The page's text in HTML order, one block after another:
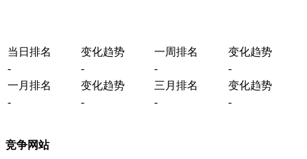
当日排名 变化趋势 一周排名
变化趋势
-
- -
-
一月排名
变化趋势 三月排名
变化趋势
-
- - -
竞争网站